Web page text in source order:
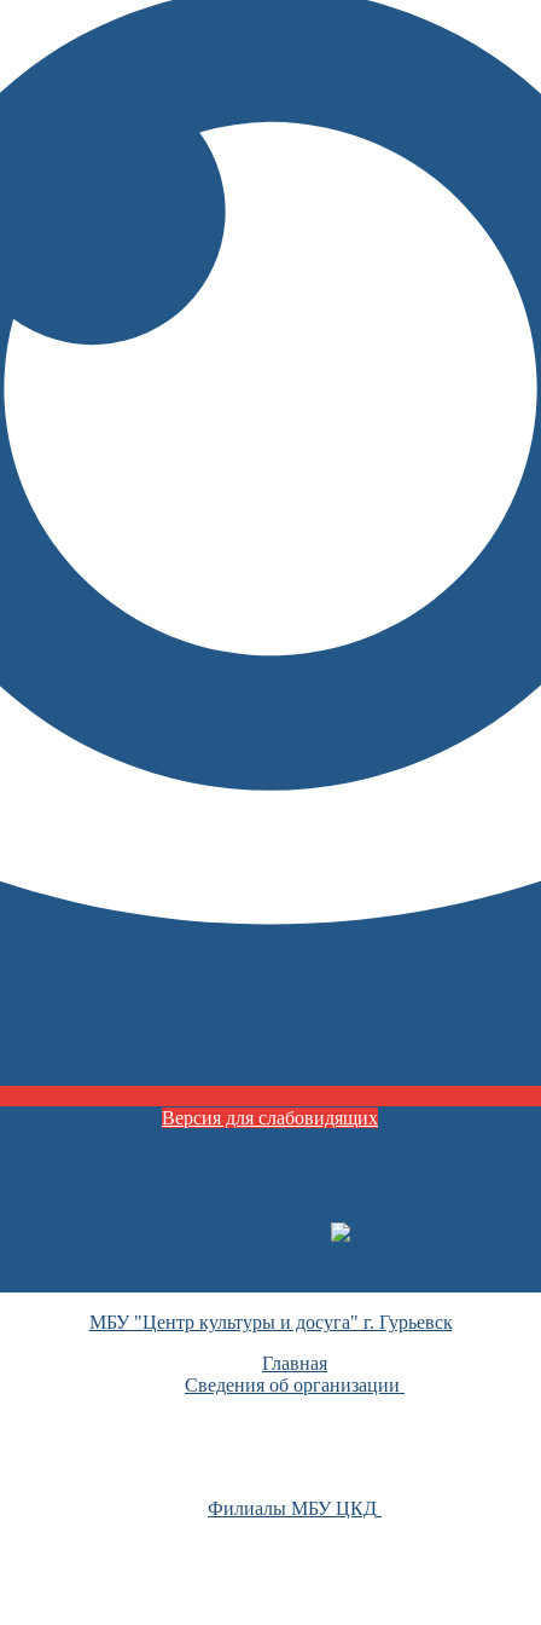
Версия для слабовидящих
МБУ "Центр культуры и досуга" г. Гурьевск
Главная
Сведения об организации
Филиалы МБУ ЦКД